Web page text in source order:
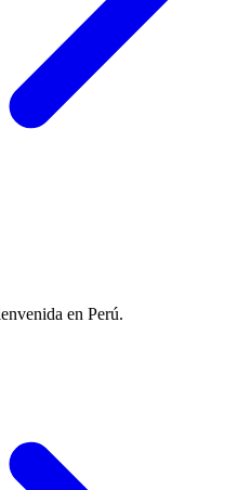
en Perú.